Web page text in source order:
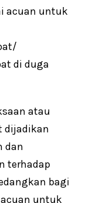
acuan untuk
di duga
atau
dijadikan
dan
terhadap
bagi
untuk